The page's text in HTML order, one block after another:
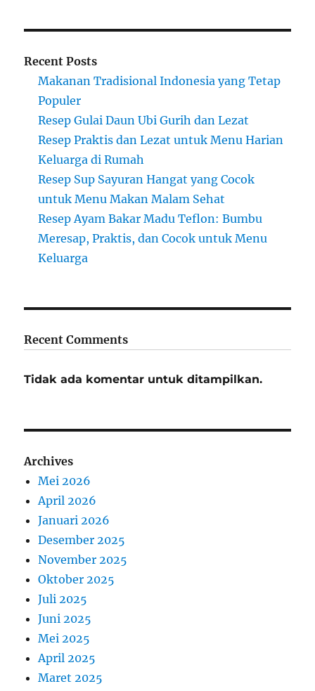
Recent Posts
Makanan Tradisional Indonesia yang Tetap
Populer
Resep Gulai Daun Ubi Gurih dan Lezat
Resep Praktis dan Lezat untuk Menu Harian
Keluarga di Rumah
Resep Sup Sayuran Hangat yang Cocok
untuk Menu Makan Malam Sehat
Resep Ayam Bakar Madu Teflon: Bumbu
Meresap, Praktis, dan Cocok untuk Menu
Keluarga
Recent Comments
Tidak ada komentar untuk ditampilkan.
Archives
Mei 2026
April 2026
Januari 2026
Desember 2025
November 2025
Oktober 2025
Juli 2025
Juni 2025
Mei 2025
April 2025
Maret 2025